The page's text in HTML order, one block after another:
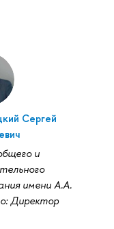
Сергей
и
имени А.А.
Директор